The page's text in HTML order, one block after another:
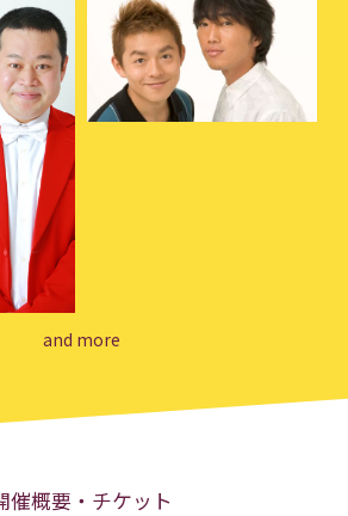
and more
催概要・チケット